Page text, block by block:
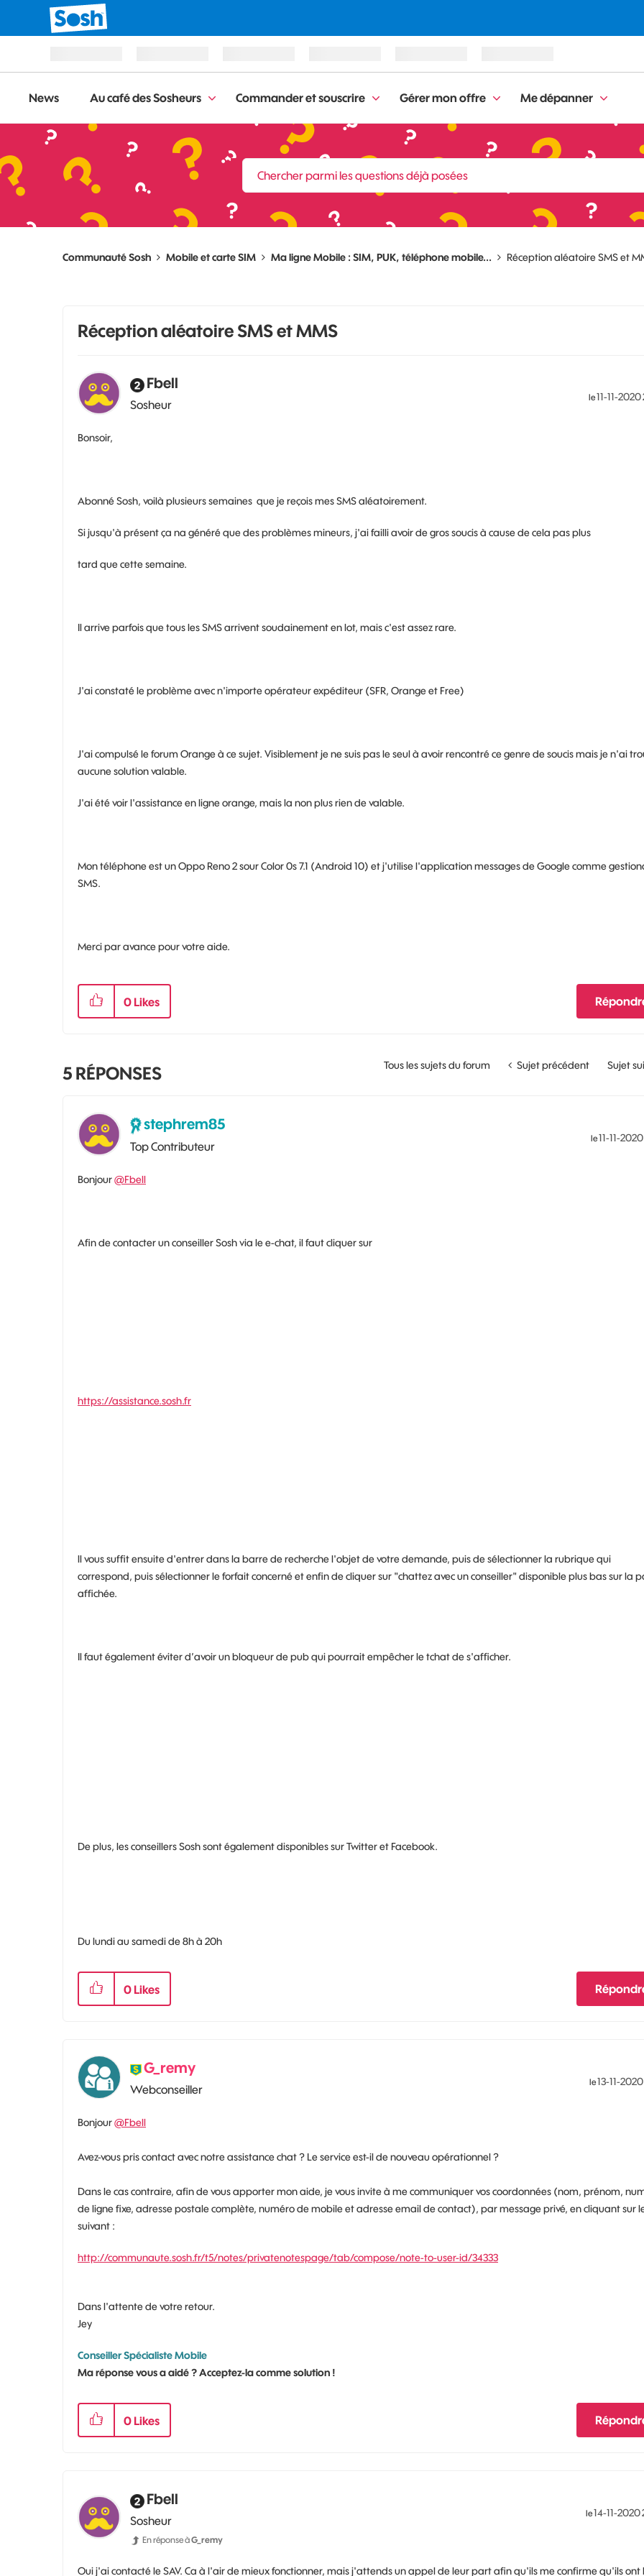
News Au café des Sosheurs Commander et souscrire Gérer mon offre Me dépanner
Communauté Sosh Mobile et carte SIM Ma ligne Mobile : SIM, PUK, téléphone mobile... Réception aléatoire SMS et
Réception aléatoire SMS et MMS
Fbell
Sosheur
le‎11-11-2020
Bonsoir,
Abonné Sosh, voilà plusieurs semaines que je reçois mes SMS aléatoirement.
Si jusqu'à présent ça na généré que des problèmes mineurs, j'ai failli avoir de gros soucis à cause de cela pas plus
tard que cette semaine.
Il arrive parfois que tous les SMS arrivent soudainement en lot, mais c'est assez rare.
J'ai constaté le problème avec n'importe opérateur expéditeur (SFR, Orange et Free)
J'ai compulsé le forum Orange à ce sujet. Visiblement je ne suis pas le seul à avoir rencontré ce genre de soucis mais je n'ai
aucune solution valable.
J'ai été voir l'assistance en ligne orange, mais la non plus rien de valable.
Mon téléphone est un Oppo Reno 2 sour Color 0s 7.1 (Android 10) et j'utilise l'application messages de Google comme
SMS.
Merci par avance pour votre aide.
0 Likes
Tous les sujets du forum Sujet précédent Sujet
5 RÉPONSES
stephrem85
Top Contributeur
le‎11-11-2020
Bonjour@Fbell
Afin de contacter un conseiller Sosh via le e-chat, il faut cliquer sur
https://assistance.sosh.fr
ll vous suffit ensuite d'entrer dans la barre de recherche l'objet de votre demande, puis de sélectionner la rubrique qui
correspond, puis sélectionner le forfait concerné et enfin de cliquer sur "chattez avec un conseiller" disponible plus bas sur la
affichée.
Il faut également éviter d’avoir un bloqueur de pub qui pourrait empêcher le tchat de s'afficher.
De plus, les conseillers Sosh sont également disponibles sur Twitter et Facebook.
Du lundi au samedi de 8h à 20h
0 Likes
G_remy
Webconseiller
le‎13-11-2020
Bonjour@Fbell
Avez-vous pris contact avec notre assistance chat ? Le service est-il de nouveau opérationnel ?
Dans le cas contraire, afin de vous apporter mon aide, je vous invite à me communiquer vos coordonnées (nom, prénom,
de ligne fixe, adresse postale complète, numéro de mobile et adresse email de contact), par message privé, en cliquant sur
suivant :
http://communaute.sosh.fr/t5/notes/privatenotespage/tab/compose/note-to-user-id/34333
Dans l'attente de votre retour.
Jey
Conseiller Spécialiste Mobile
Ma réponse vous a aidé ? Acceptez-la comme solution !
0 Likes
Fbell
Sosheur
En réponse àG_remy
le‎14-11-2020
Oui j'ai contacté le SAV. Ca à l'air de mieux fonctionner, mais j'attends un appel de leur part afin qu'ils me confirme qu'ils ont